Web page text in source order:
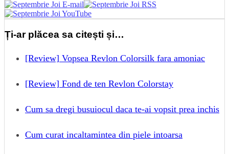
Ți-ar plăcea sa citești și…
[Review] Vopsea Revlon Colorsilk fara amoniac
[Review] Fond de ten Revlon Colorstay
Cum sa dregi busuiocul daca te-ai vopsit prea inchis
Cum curat incaltamintea din piele intoarsa